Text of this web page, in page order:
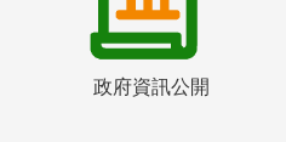
政府資訊公開